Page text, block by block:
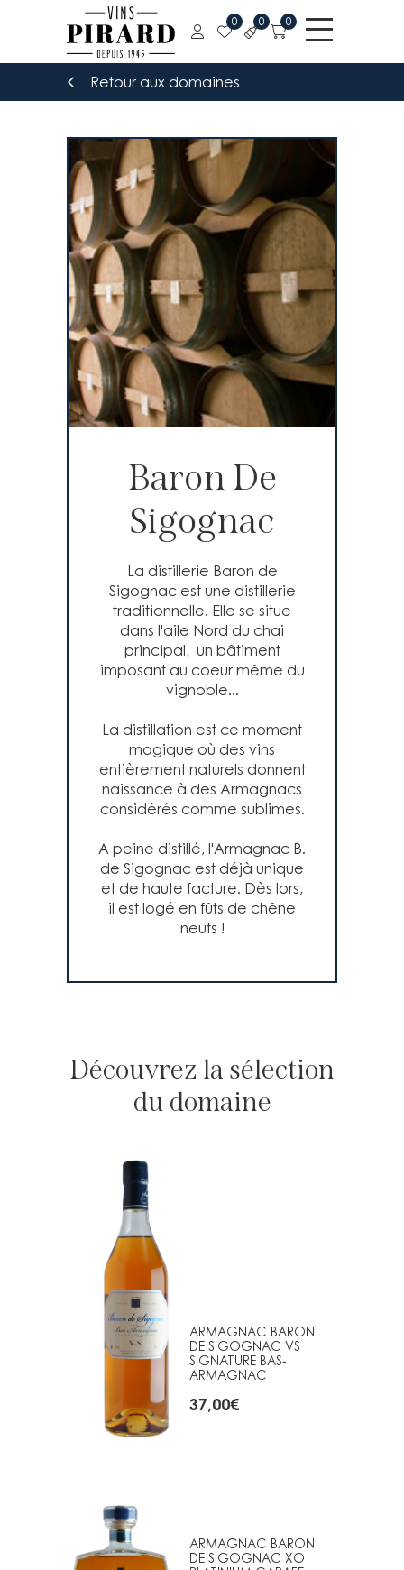
0 0 0
Retour aux domaines
Baron De
Sigognac
La distillerie Baron de
Sigognac est une distillerie
traditionnelle. Elle se situe
dans l'aile Nord du chai
principal, un bâtiment
imposant au coeur même du
vignoble...
La distillation est ce moment
magique où des vins
entièrement naturels donnent
naissance à des Armagnacs
considérés comme sublimes.
A peine distillé, l'Armagnac B.
de Sigognac est déjà unique
et de haute facture. Dès lors,
il est logé en fûts de chêne
neufs !
Découvrez la sélection
du domaine
ARMAGNAC BARON
DE SIGOGNAC VS
SIGNATURE BAS-
ARMAGNAC
37,00€
ARMAGNAC BARON
DE SIGOGNAC XO